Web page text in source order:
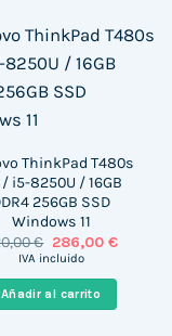
ThinkPad T480s
/ i5-8250U / 16GB
256GB SSD
Windows 11
€ El
precio
era:
420,00 €.
286,00 €El
es:
IVA incluido
Añadir al carrito